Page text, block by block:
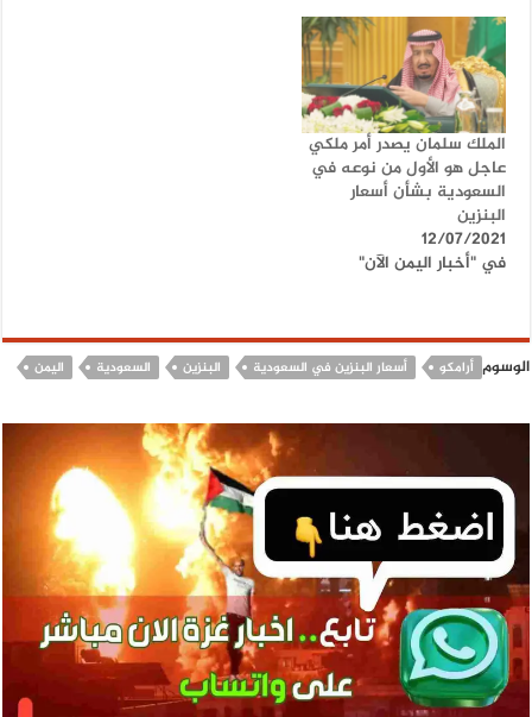
الملك سلمان يصدر أمر ملكي
عاجل هو الأول من نوعه في
السعودية بشأن أسعار
البنزين
12/07/2021
في "أخبار اليمن الآن"
الوسوم أرامكو أسعار البنزين في السعودية البنزين السعودية اليمن